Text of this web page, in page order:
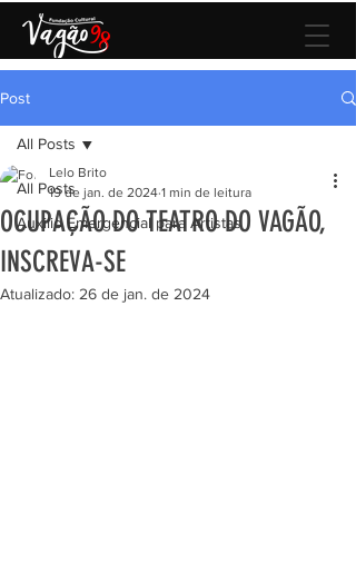
Post
All Posts
Auxilio Emergencial para Artistas
All Posts
OCUPAÇÃO DO TEATRO DO VAGÃO,
INSCREVA-SE
Lelo Brito
19 de jan. de 2024 1 min de leitura
Atualizado: 26 de jan. de 2024